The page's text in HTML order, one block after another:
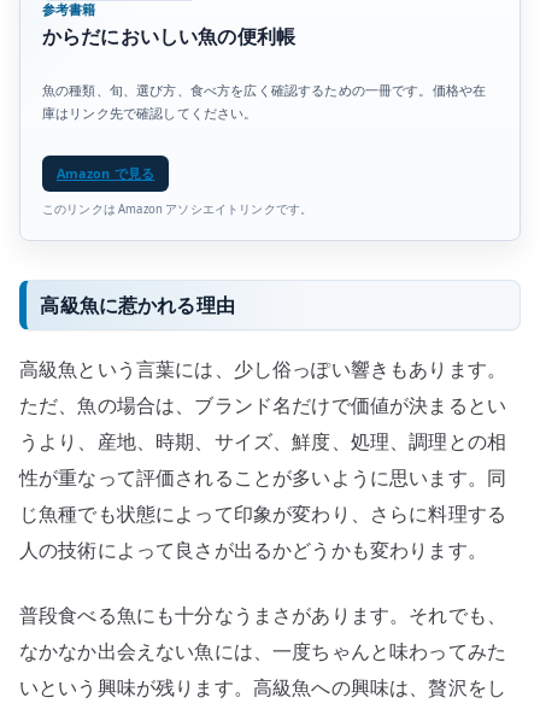
参考書籍
からだにおいしい魚の便利帳
魚の種類、旬、選び方、食べ方を広く確認するための一冊です。価格や在
庫はリンク先で確認してください。
Amazon で見る
このリンクは Amazon アソシエイトリンクです。
高級魚に惹かれる理由
高級魚という言葉には、少し俗っぽい響きもあります。
ただ、魚の場合は、ブランド名だけで価値が決まるとい
うより、産地、時期、サイズ、鮮度、処理、調理との相
性が重なって評価されることが多いように思います。同
じ魚種でも状態によって印象が変わり、さらに料理する
人の技術によって良さが出るかどうかも変わります。
普段食べる魚にも十分なうまさがあります。それでも、
なかなか出会えない魚には、一度ちゃんと味わってみた
いという興味が残ります。高級魚への興味は、贅沢をし